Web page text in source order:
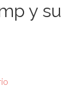
y su